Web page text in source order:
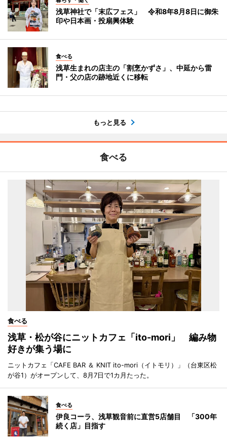
浅草神社で「末広フェス」 令和8年8月8日に御朱
印や日本画・投扇興体験
食べる
浅草生まれの店主の「割烹かずさ」、中延から雷
門・父の店の跡地近くに移転
もっと見る
食べる
食べる
浅草・松が谷にニットカフェ「ito-mori」 編み物
好きが集う場に
ニットカフェ「CAFE BAR ＆ KNIT ito-mori（イトモリ）」（台東区松
が谷1）がオープンして、8月7日で1カ月たった。
食べる
伊良コーラ、浅草観音前に直営5店舗目 「300年
続く店」目指す